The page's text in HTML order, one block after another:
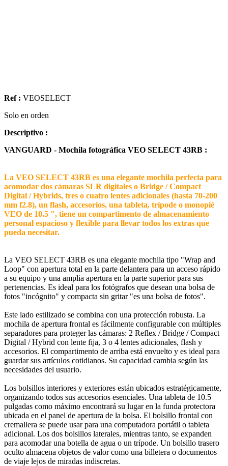
Ref : VEOSELECT
Solo en orden
Descriptivo :
VANGUARD - Mochila fotográfica VEO SELECT 43RB :
La VEO SELECT 43RB es una elegante mochila perfecta para
acomodar dos cámaras SLR digitales o Bridge / Compact
Digital / Hybrids, tres o cuatro lentes adicionales (hasta 70-200
mm f2.8), un flash, accesorios, una tableta, trípode o monopié
VEO de 10.5 ", tiene un compartimento de almacenamiento
personal espacioso y flexible para llevar todos los extras que
pueda necesitar.
La VEO SELECT 43RB es una elegante mochila tipo "Wrap and
Loop" con apertura total en la parte delantera para un acceso rápido
a su equipo y una amplia apertura en la parte superior para sus
pertenencias. Es ideal para los fotógrafos que desean una bolsa de
fotos "incógnito" y compacta sin gritar "es una bolsa de fotos".
Este lado estilizado se combina con una protección robusta. La
mochila de apertura frontal es fácilmente configurable con múltiples
separadores para proteger las cámaras: 2 Reflex / Bridge / Compact
Digital / Hybrid con lente fija, 3 o 4 lentes adicionales, flash y
accesorios. El compartimento de arriba está envuelto y es ideal para
guardar sus artículos cotidianos. Su capacidad cambia según las
necesidades del usuario.
Los bolsillos interiores y exteriores están ubicados estratégicamente,
organizando todos sus accesorios esenciales. Una tableta de 10.5
pulgadas como máximo encontrará su lugar en la funda protectora
ubicada en el panel de apertura de la bolsa. El bolsillo frontal con
cremallera se puede usar para una computadora portátil o tableta
adicional. Los dos bolsillos laterales, mientras tanto, se expanden
para acomodar una botella de agua o un trípode. Un bolsillo trasero
oculto almacena objetos de valor como una billetera o documentos
de viaje lejos de miradas indiscretas.